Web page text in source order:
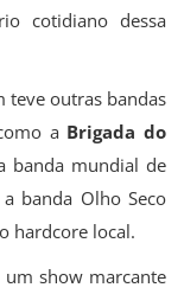
cotidiano dessa
teve outras bandas
a Brigada do
banda mundial de
banda Olho Seco
hardcore local.
um show marcante